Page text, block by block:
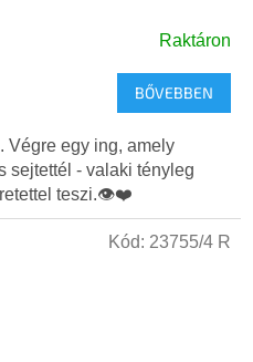
Raktáron
BŐVEBBEN
Végre egy ing, amely
sejtettél - valaki tényleg
teszi.👁️❤️
Kód: 23755/4 R